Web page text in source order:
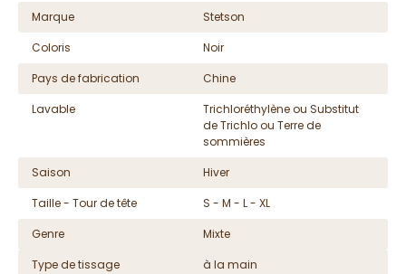
Marque
Stetson
Coloris
Noir
Pays de fabrication
Chine
Lavable
Trichloréthylène ou Substitut
de Trichlo ou Terre de
sommières
Saison
Hiver
Taille - Tour de tête
S - M - L - XL
Genre
Mixte
Type de tissage
à la main